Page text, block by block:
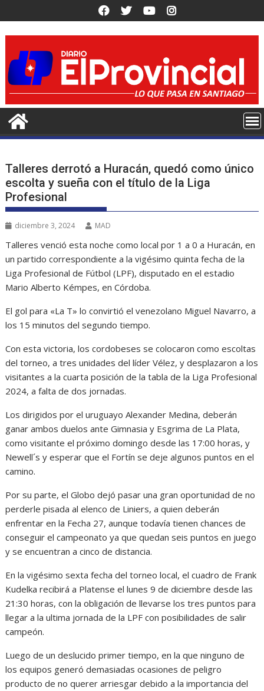
al
contenido
Talleres derrotó a Huracán, quedó como único
escolta y sueña con el título de la Liga
Profesional
diciembre 3, 2024 MAD
Talleres venció esta noche como local por 1 a 0 a Huracán, en
un partido correspondiente a la vigésimo quinta fecha de la
Liga Profesional de Fútbol (LPF), disputado en el estadio
Mario Alberto Kémpes, en Córdoba.
El gol para «La T» lo convirtió el venezolano Miguel Navarro, a
los 15 minutos del segundo tiempo.
Con esta victoria, los cordobeses se colocaron como escoltas
del torneo, a tres unidades del líder Vélez, y desplazaron a los
visitantes a la cuarta posición de la tabla de la Liga Profesional
2024, a falta de dos jornadas.
Los dirigidos por el uruguayo Alexander Medina, deberán
ganar ambos duelos ante Gimnasia y Esgrima de La Plata,
como visitante el próximo domingo desde las 17:00 horas, y
Newell´s y esperar que el Fortín se deje algunos puntos en el
camino.
Por su parte, el Globo dejó pasar una gran oportunidad de no
perderle pisada al elenco de Liniers, a quien deberán
enfrentar en la Fecha 27, aunque todavía tienen chances de
conseguir el campeonato ya que quedan seis puntos en juego
y se encuentran a cinco de distancia.
En la vigésimo sexta fecha del torneo local, el cuadro de Frank
Kudelka recibirá a Platense el lunes 9 de diciembre desde las
21:30 horas, con la obligación de llevarse los tres puntos para
llegar a la ultima jornada de la LPF con posibilidades de salir
campeón.
Luego de un deslucido primer tiempo, en la que ninguno de
los equipos generó demasiadas ocasiones de peligro
producto de no querer arriesgar debido a la importancia del